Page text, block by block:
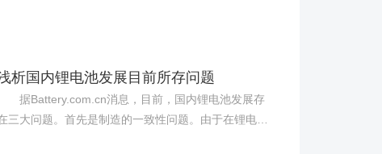
析国内锂电池发展目前所存问题
据Battery.com.cn消息，目前，国内锂电池发展存
三大问题。首先是制造的一致性问题。由于在锂电池